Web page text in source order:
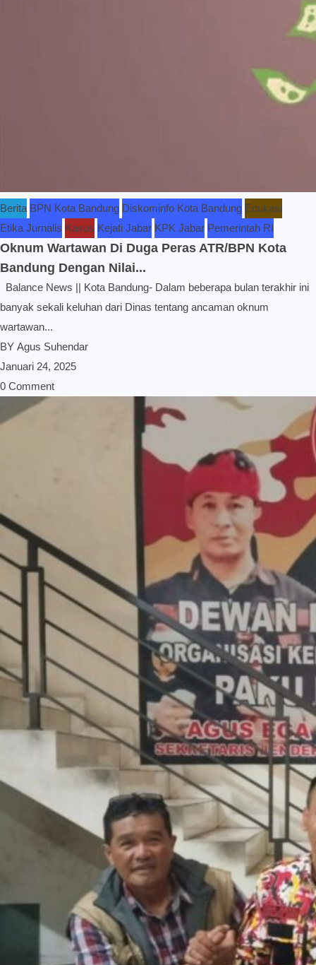
Berita BPN Kota Bandung Diskominfo Kota Bandung Edukasi
Etika Jurnalis Kasus Kejati Jabar KPK Jabar Pemerintah RI
Oknum Wartawan Di Duga Peras ATR/BPN Kota
Bandung Dengan Nilai...
Balance News || Kota Bandung- Dalam beberapa bulan terakhir ini
banyak sekali keluhan dari Dinas tentang ancaman oknum
wartawan...
BY Agus Suhendar
Januari 24, 2025
0 Comment